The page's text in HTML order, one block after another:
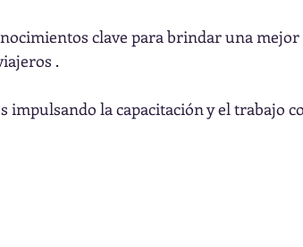
clave para brindar una mejor
.
impulsando la capacitación y el trabajo